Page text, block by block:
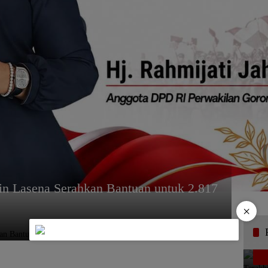
Lasena Serahkan Bantuan untuk 2.817
×